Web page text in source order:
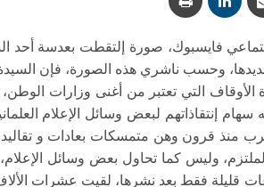
فايسبوك، صورة إلتقطت بعدسة أحد
وحسب ناشري هذه الصورة، فإن
التي تعتبر من أغنى وزارات
إنتقاذاتهم لبعض وسائل الإعلام
منذ قرون وهن متمسكات بعادات و تقاليد
وليس كما تحاول بعض وسائل
قليلة فقط بعد نشرها، لقيت عشرات